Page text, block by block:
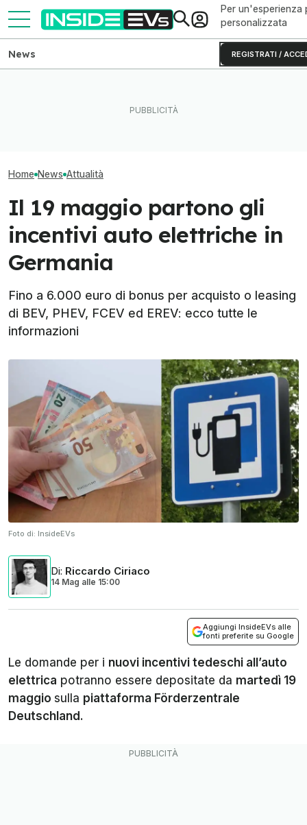
Per un'esperienza
personalizzata
REGISTRATI /
News
Home News Attualità
Il 19 maggio partono gli
incentivi auto elettriche in
Germania
Fino a 6.000 euro di bonus per acquisto o leasing
di BEV, PHEV, FCEV ed EREV: ecco tutte le
informazioni
Foto di: InsideEVs
Di: Riccardo Ciriaco
14 Mag alle 15:00
Aggiungi InsideEVs alle
fonti preferite su Google
Le domande per i nuovi incentivi tedeschi all’auto
elettrica potranno essere depositate da martedì 19
maggio sulla piattaforma Förderzentrale
Deutschland .